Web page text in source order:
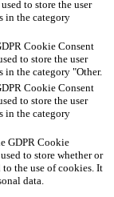
to store the user
in the category
Cookie Consent
to store the user
in the category "Other.
Cookie Consent
to store the user
in the category
GDPR Cookie
to store whether or
to the use of cookies. It
data.